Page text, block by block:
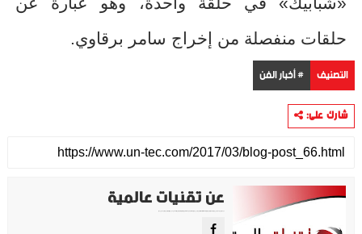
حلقات منفصلة من إخراج سامر برقاوي.
التصنيف # أخبار الفن
شارك على:
عن تقنيات عالمية